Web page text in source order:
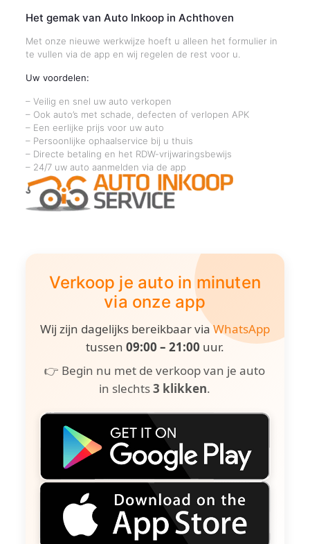
Het gemak van Auto Inkoop in Achthoven
Met onze nieuwe werkwijze hoeft u alleen het formulier in
te vullen via de app en wij regelen de rest voor u.
Uw voordelen:
– Veilig en snel uw auto verkopen
– Ook auto’s met schade, defecten of verlopen APK
– Een eerlijke prijs voor uw auto
– Persoonlijke ophaalservice bij u thuis
– Directe betaling en het RDW-vrijwaringsbewijs
– 24/7 uw auto aanmelden via de app
Verkoop je auto in minuten
via onze app
Wij zijn dagelijks bereikbaar viaWhatsApp
tussen 09:00 – 21:00 uur.
👉 Begin nu met de verkoop van je auto
in slechts3 klikken.